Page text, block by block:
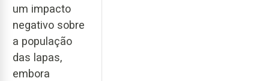
um impacto
negativo sobre
a população
das lapas,
embora